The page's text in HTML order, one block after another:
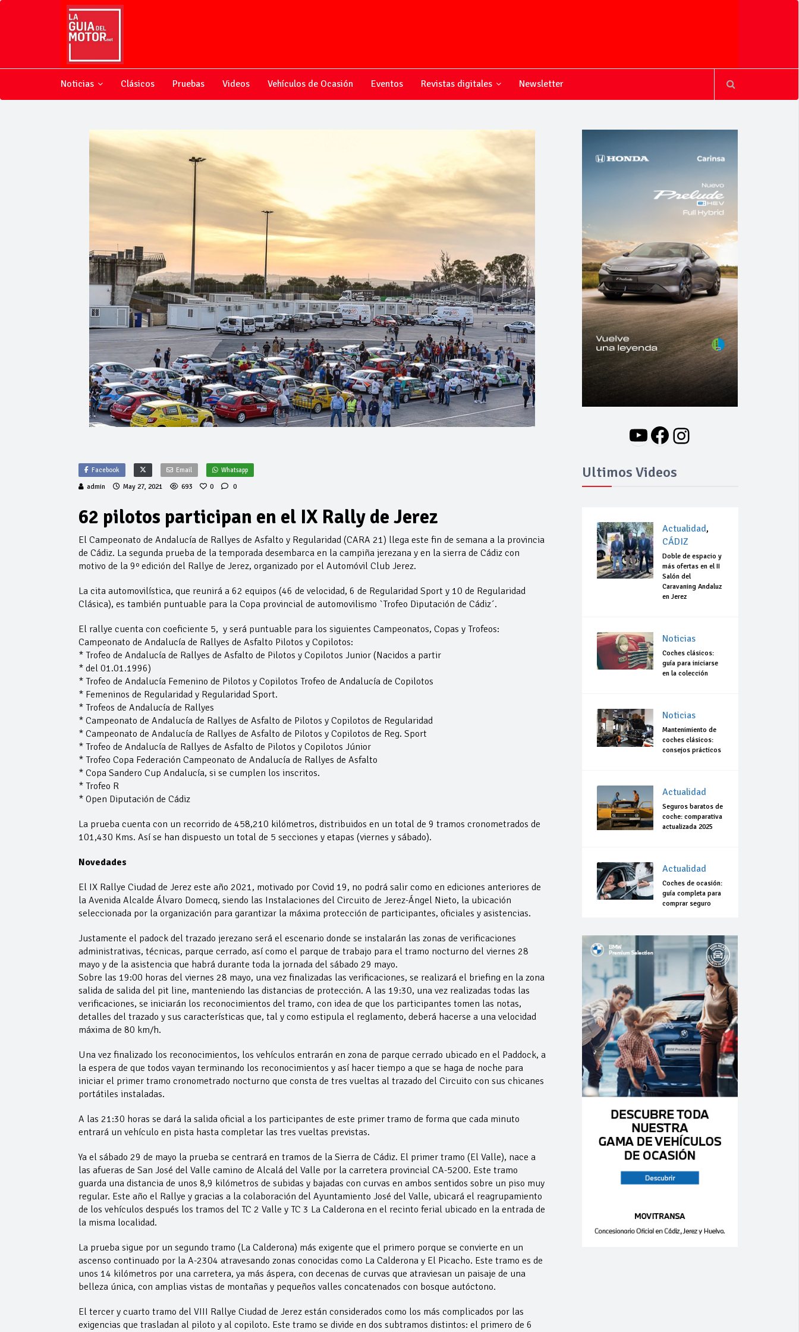
Noticias Clásicos Pruebas Videos Vehículos de Ocasión Eventos Revistas digitales Newsletter
Facebook Email Whatsapp
admin May 27, 2021 693 0 0
62 pilotos participan en el IX Rally de Jerez
El Campeonato de Andalucía de Rallyes de Asfalto y Regularidad (CARA 21) llega este fin de semana a la provincia
de Cádiz. La segunda prueba de la temporada desembarca en la campiña jerezana y en la sierra de Cádiz con
motivo de la 9º edición del Rallye de Jerez, organizado por el Automóvil Club Jerez.
La cita automovilística, que reunirá a 62 equipos (46 de velocidad, 6 de Regularidad Sport y 10 de Regularidad
Clásica), es también puntuable para la Copa provincial de automovilismo `Trofeo Diputación de Cádiz´.
El rallye cuenta con coeficiente 5, y será puntuable para los siguientes Campeonatos, Copas y Trofeos:
Campeonato de Andalucía de Rallyes de Asfalto Pilotos y Copilotos:
* Trofeo de Andalucía de Rallyes de Asfalto de Pilotos y Copilotos Junior (Nacidos a partir
* del 01.01.1996)
* Trofeo de Andalucía Femenino de Pilotos y Copilotos Trofeo de Andalucía de Copilotos
* Femeninos de Regularidad y Regularidad Sport.
* Trofeos de Andalucía de Rallyes
* Campeonato de Andalucía de Rallyes de Asfalto de Pilotos y Copilotos de Regularidad
* Campeonato de Andalucía de Rallyes de Asfalto de Pilotos y Copilotos de Reg. Sport
* Trofeo de Andalucía de Rallyes de Asfalto de Pilotos y Copilotos Júnior
* Trofeo Copa Federación Campeonato de Andalucía de Rallyes de Asfalto
* Copa Sandero Cup Andalucía, si se cumplen los inscritos.
* Trofeo R
* Open Diputación de Cádiz
La prueba cuenta con un recorrido de 458,210 kilómetros, distribuidos en un total de 9 tramos cronometrados de
101,430 Kms. Así se han dispuesto un total de 5 secciones y etapas (viernes y sábado).
Novedades
El IX Rallye Ciudad de Jerez este año 2021, motivado por Covid 19, no podrá salir como en ediciones anteriores de
la Avenida Alcalde Álvaro Domecq, siendo las Instalaciones del Circuito de Jerez-Ángel Nieto, la ubicación
seleccionada por la organización para garantizar la máxima protección de participantes, oficiales y asistencias.
Justamente el padock del trazado jerezano será el escenario donde se instalarán las zonas de verificaciones
administrativas, técnicas, parque cerrado, así como el parque de trabajo para el tramo nocturno del viernes 28
mayo y de la asistencia que habrá durante toda la jornada del sábado 29 mayo.
Sobre las 19:00 horas del viernes 28 mayo, una vez finalizadas las verificaciones, se realizará el briefing en la zona
salida de salida del pit line, manteniendo las distancias de protección. A las 19:30, una vez realizadas todas las
verificaciones, se iniciarán los reconocimientos del tramo, con idea de que los participantes tomen las notas,
detalles del trazado y sus características que, tal y como estipula el reglamento, deberá hacerse a una velocidad
máxima de 80 km/h.
Una vez finalizado los reconocimientos, los vehículos entrarán en zona de parque cerrado ubicado en el Paddock, a
la espera de que todos vayan terminando los reconocimientos y así hacer tiempo a que se haga de noche para
iniciar el primer tramo cronometrado nocturno que consta de tres vueltas al trazado del Circuito con sus chicanes
portátiles instaladas.
A las 21:30 horas se dará la salida oficial a los participantes de este primer tramo de forma que cada minuto
entrará un vehículo en pista hasta completar las tres vueltas previstas.
Ya el sábado 29 de mayo la prueba se centrará en tramos de la Sierra de Cádiz. El primer tramo (El Valle), nace a
las afueras de San José del Valle camino de Alcalá del Valle por la carretera provincial CA-5200. Este tramo
guarda una distancia de unos 8,9 kilómetros de subidas y bajadas con curvas en ambos sentidos sobre un piso muy
regular. Este año el Rallye y gracias a la colaboración del Ayuntamiento José del Valle, ubicará el reagrupamiento
de los vehículos después los tramos del TC 2 Valle y TC 3 La Calderona en el recinto ferial ubicado en la entrada de
la misma localidad.
La prueba sigue por un segundo tramo (La Calderona) más exigente que el primero porque se convierte en un
ascenso continuado por la A-2304 atravesando zonas conocidas como La Calderona y El Picacho. Este tramo es de
unos 14 kilómetros por una carretera, ya más áspera, con decenas de curvas que atraviesan un paisaje de una
belleza única, con amplias vistas de montañas y pequeños valles concatenados con bosque autóctono.
El tercer y cuarto tramo del VIII Rallye Ciudad de Jerez están considerados como los más complicados por las
exigencias que trasladan al piloto y al copiloto. Este tramo se divide en dos subtramos distintos: el primero de 6
YouTube
Facebook
Instagram
Ultimos Videos
Actualidad,
CÁDIZ
Doble de espacio y
más ofertas en el II
Salón del
Caravaning Andaluz
en Jerez
Noticias
Coches clásicos:
guía para iniciarse
en la colección
Noticias
Mantenimiento de
coches clásicos:
consejos prácticos
Actualidad
Seguros baratos de
coche: comparativa
actualizada 2025
Actualidad
Coches de ocasión:
guía completa para
comprar seguro